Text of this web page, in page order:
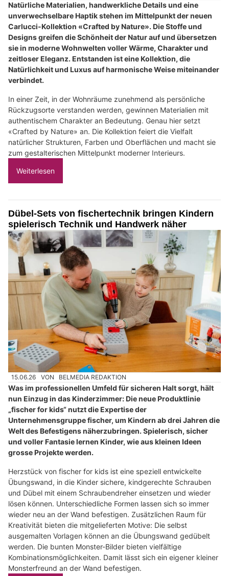
Natürliche Materialien, handwerkliche Details und eine
unverwechselbare Haptik stehen im Mittelpunkt der neuen
Carlucci-Kollektion «Crafted by Nature». Die Stoffe und
Designs greifen die Schönheit der Natur auf und übersetzen
sie in moderne Wohnwelten voller Wärme, Charakter und
zeitloser Eleganz. Entstanden ist eine Kollektion, die
Natürlichkeit und Luxus auf harmonische Weise miteinander
verbindet.
In einer Zeit, in der Wohnräume zunehmend als persönliche
Rückzugsorte verstanden werden, gewinnen Materialien mit
authentischem Charakter an Bedeutung. Genau hier setzt
«Crafted by Nature» an. Die Kollektion feiert die Vielfalt
natürlicher Strukturen, Farben und Oberflächen und macht sie
zum gestalterischen Mittelpunkt moderner Interieurs.
Weiterlesen
Dübel-Sets von fischertechnik bringen Kindern
spielerisch Technik und Handwerk näher
15.06.26 VON BELMEDIA REDAKTION
Was im professionellen Umfeld für sicheren Halt sorgt, hält
nun Einzug in das Kinderzimmer: Die neue Produktlinie
„fischer for kids“ nutzt die Expertise der
Unternehmensgruppe fischer, um Kindern ab drei Jahren die
Welt des Befestigens näherzubringen. Spielerisch, sicher
und voller Fantasie lernen Kinder, wie aus kleinen Ideen
grosse Projekte werden.
Herzstück von fischer for kids ist eine speziell entwickelte
Übungswand, in die Kinder sichere, kindgerechte Schrauben
und Dübel mit einem Schraubendreher einsetzen und wieder
lösen können. Unterschiedliche Formen lassen sich so immer
wieder neu an der Wand befestigen. Zusätzlichen Raum für
Kreativität bieten die mitgelieferten Motive: Die selbst
ausgemalten Vorlagen können an die Übungswand gedübelt
werden. Die bunten Monster-Bilder bieten vielfältige
Kombinationsmöglichkeiten. Damit lässt sich ein eigener kleiner
Monsterfreund an der Wand befestigen.